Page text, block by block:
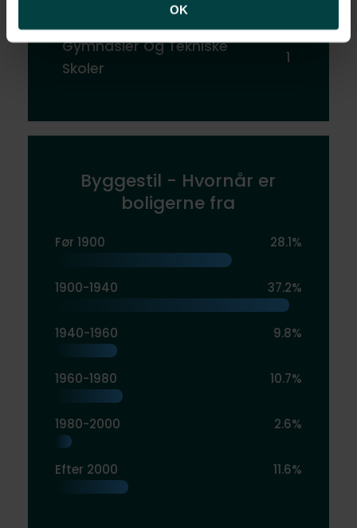
OK
Gymnasier Og Tekniske
Skoler
1
Byggestil - Hvornår er
boligerne fra
Før 1900 28.1%
1900-1940 37.2%
1940-1960 9.8%
1960-1980 10.7%
1980-2000 2.6%
Efter 2000 11.6%